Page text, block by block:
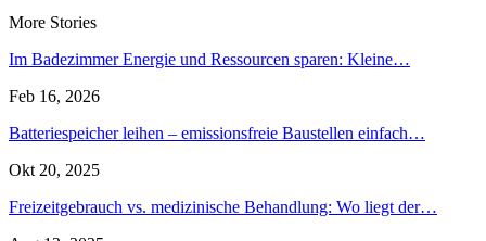
More Stories
Im Badezimmer Energie und Ressourcen sparen: Kleine…
Feb 16, 2026
Batteriespeicher leihen – emissionsfreie Baustellen einfach…
Okt 20, 2025
Freizeitgebrauch vs. medizinische Behandlung: Wo liegt der…